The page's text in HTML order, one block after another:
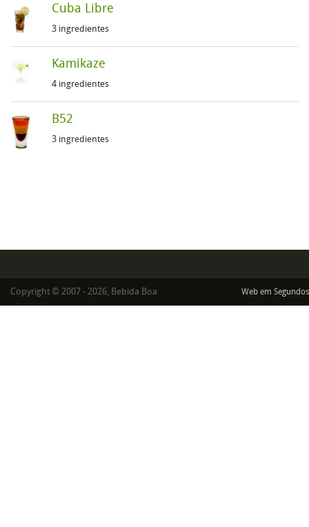
Cuba Libre
3 ingredientes
Kamikaze
4 ingredientes
B52
3 ingredientes
Copyright © 2007 - 2026, Bebida Boa Web em Segundos